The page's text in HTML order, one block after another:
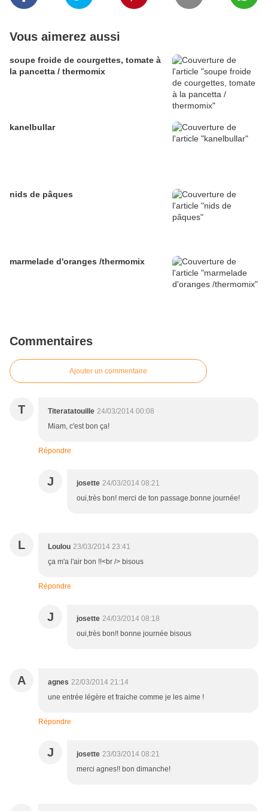
Vous aimerez aussi
soupe froide de courgettes, tomate à
la pancetta / thermomix
kanelbullar
nids de pâques
marmelade d'oranges /thermomix
Commentaires
Ajouter un commentaire
T Titeratatouille 24/03/2014 00:08
Miam, c'est bon ça!
Répondre
J josette 24/03/2014 08:21
oui,très bon! merci de ton passage.bonne journée!
L Loulou 23/03/2014 23:41
ça m'a l'air bon !!<br /> bisous
Répondre
J josette 24/03/2014 08:18
oui,très bon!! bonne journée bisous
A agnes 22/03/2014 21:14
une entrée légère et fraiche comme je les aime !
Répondre
J josette 23/03/2014 08:21
merci agnes!! bon dimanche!